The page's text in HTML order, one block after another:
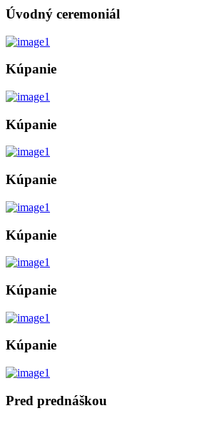
Úvodný ceremoniál
Kúpanie
Kúpanie
Kúpanie
Kúpanie
Kúpanie
Kúpanie
Pred prednáškou